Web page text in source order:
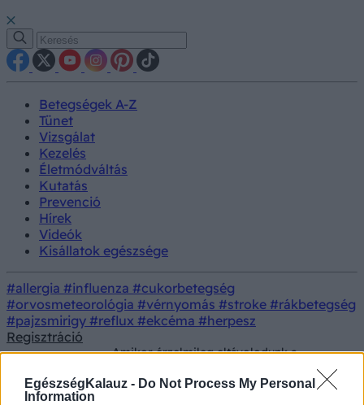
EgészségKalauz - Do Not Process My Personal
Information
Betegségek A-Z
Tünet
Vizsgálat
Kezelés
Életmódváltás
Kutatás
Prevenció
Hírek
Videók
Kisállatok egészsége
#allergia #influenza #cukorbetegség
#orvosmeteorológia #vérnyomás #stroke #rákbetegség
#pajzsmirigy #reflux #ekcéma #herpesz
Regisztráció
Amikor érzelmileg eltávolodunk a
disszociáció és mikor jelent problémát?